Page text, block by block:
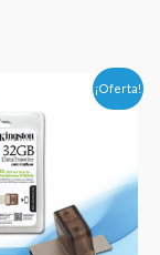
¡Oferta!
precios:
desde
$9,99
hasta
$10,99